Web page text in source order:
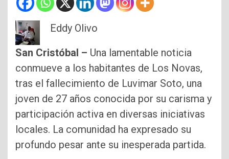
Eddy Olivo
San Cristóbal – Una lamentable noticia
conmueve a los habitantes de Los Novas,
tras el fallecimiento de Luvimar Soto, una
joven de 27 años conocida por su carisma y
participación activa en diversas iniciativas
locales. La comunidad ha expresado su
profundo pesar ante su inesperada partida.